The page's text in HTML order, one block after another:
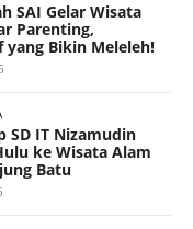
SAI Gelar Wisata
Parenting,
Bikin Meleleh!
SD IT Nizamudin
ke Wisata Alam
Batu